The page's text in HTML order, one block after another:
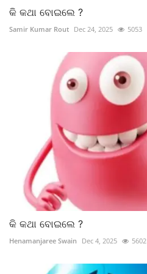
କି କଥା ବୋଇଲେ ?
Samir Kumar Rout Dec 24, 2025 5053
କି କଥା ବୋଇଲେ ?
Henamanjaree Swain Dec 4, 2025 5602